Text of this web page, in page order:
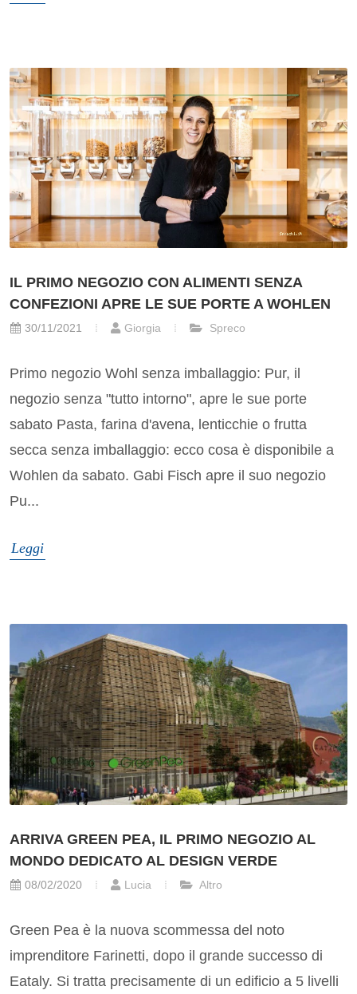
IL PRIMO NEGOZIO CON ALIMENTI SENZA
CONFEZIONI APRE LE SUE PORTE A WOHLEN
30/11/2021 Giorgia Spreco
Primo negozio Wohl senza imballaggio: Pur, il
negozio senza "tutto intorno", apre le sue porte
sabato Pasta, farina d'avena, lenticchie o frutta
secca senza imballaggio: ecco cosa è disponibile a
Wohlen da sabato. Gabi Fisch apre il suo negozio
Pu...
Leggi
ARRIVA GREEN PEA, IL PRIMO NEGOZIO AL
MONDO DEDICATO AL DESIGN VERDE
08/02/2020 Lucia Altro
Green Pea è la nuova scommessa del noto
imprenditore Farinetti, dopo il grande successo di
Eataly. Si tratta precisamente di un edificio a 5 livelli